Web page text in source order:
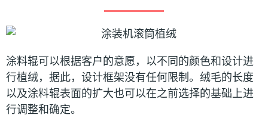
涂料辊可以根据客户的意愿，以不同的颜色和设计进
行植绒，据此，设计框架没有任何限制。绒毛的长度
以及涂料辊表面的扩大也可以在之前选择的基础上进
行调整和确定。